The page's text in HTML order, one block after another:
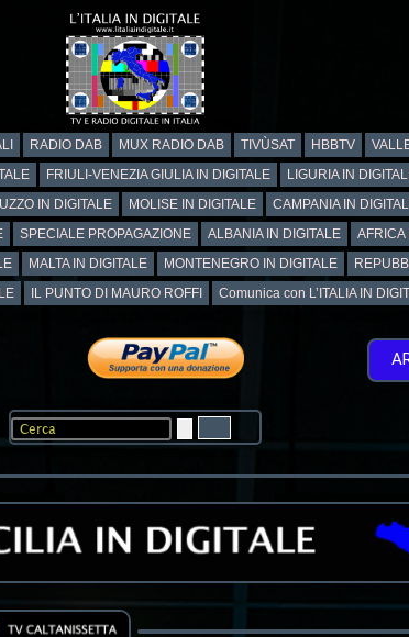
RADIO DAB MUX RADIO DAB TIVÙSAT HBBTV
FRIULI-VENEZIA GIULIA IN DIGITALE LIGURIA IN
IN DIGITALE MOLISE IN DIGITALE CAMPANIA IN
SPECIALE PROPAGAZIONE ALBANIA IN DIGITALE AFRICA
MALTA IN DIGITALE MONTENEGRO IN DIGITALE
IL PUNTO DI MAURO ROFFI Comunica con L’ITALIA IN